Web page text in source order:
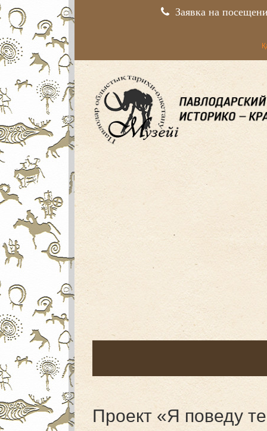
Заявка на
Проект «Я поведу